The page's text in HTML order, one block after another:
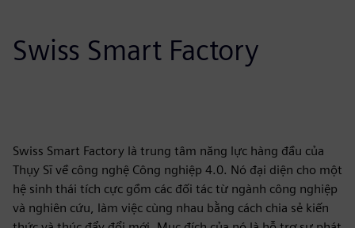
Swiss Smart Factory
Swiss Smart Factory là trung tâm năng lực hàng đầu của
Thụy Sĩ về công nghệ Công nghiệp 4.0. Nó đại diện cho một
hệ sinh thái tích cực gồm các đối tác từ ngành công nghiệp
và nghiên cứu, làm việc cùng nhau bằng cách chia sẻ kiến